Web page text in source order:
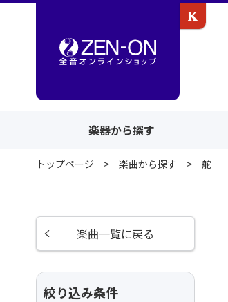
楽器から探す
トップページ 楽曲から探す 舵
楽曲一覧に戻る
絞り込み条件